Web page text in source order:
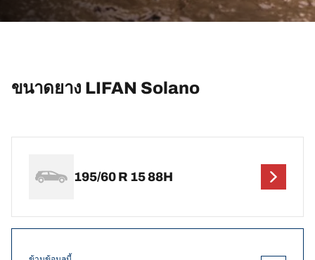
ขนาดยาง LIFAN Solano
195/60 R 15 88H